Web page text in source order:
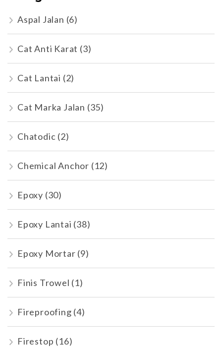
Aspal Jalan (6)
Cat Anti Karat (3)
Cat Lantai (2)
Cat Marka Jalan (35)
Chatodic (2)
Chemical Anchor (12)
Epoxy (30)
Epoxy Lantai (38)
Epoxy Mortar (9)
Finis Trowel (1)
Fireproofing (4)
Firestop (16)